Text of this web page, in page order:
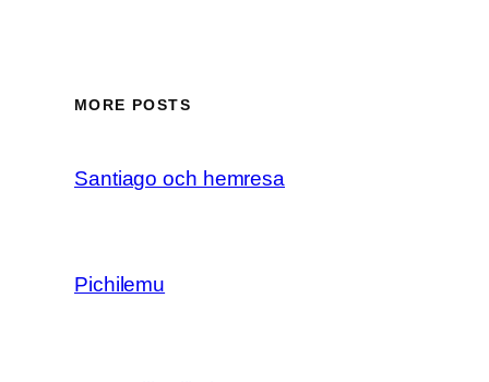
MORE POSTS
Santiago och hemresa
Pichilemu